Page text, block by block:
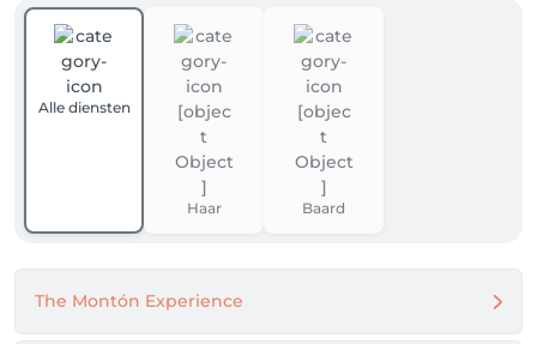
vooral verder en tot snel!
Alle diensten
Haar Baard
The Montón Experience